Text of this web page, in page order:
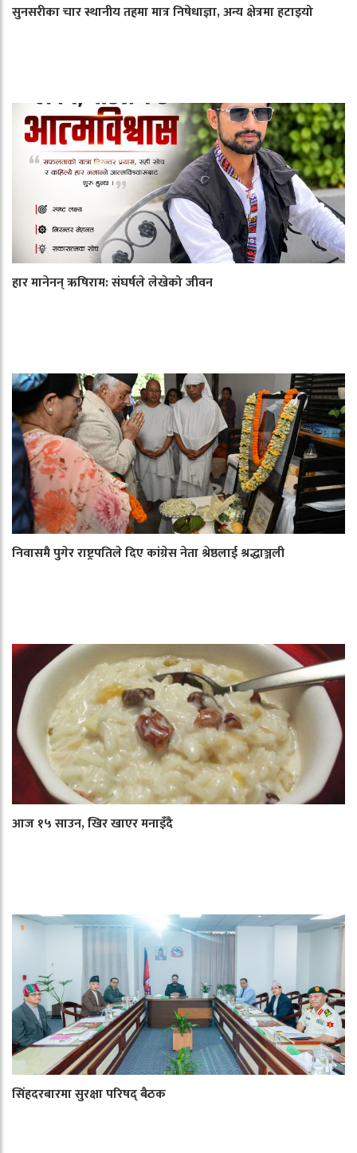
सुनसरीका चार स्थानीय तहमा मात्र निषेधाज्ञा, अन्य क्षेत्रमा हटाइयो
हार मानेनन् ऋषिराम: संघर्षले लेखेको जीवन
निवासमै पुगेर राष्ट्रपतिले दिए कांग्रेस नेता श्रेष्ठलाई श्रद्धाञ्जली
आज १५ साउन, खिर खाएर मनाइँदै
सिंहदरबारमा सुरक्षा परिषद् बैठक